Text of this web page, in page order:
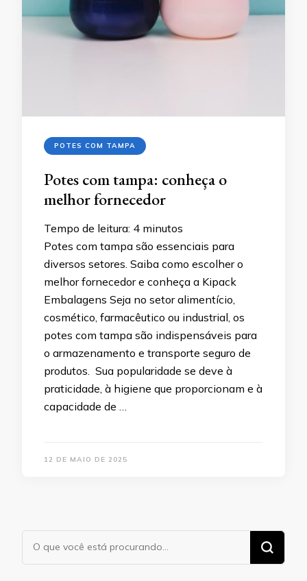
POTES COM TAMPA
Potes com tampa: conheça o
melhor fornecedor
Tempo de leitura: 4 minutos
Potes com tampa são essenciais para
diversos setores. Saiba como escolher o
melhor fornecedor e conheça a Kipack
Embalagens Seja no setor alimentício,
cosmético, farmacêutico ou industrial, os
potes com tampa são indispensáveis para
o armazenamento e transporte seguro de
produtos. Sua popularidade se deve à
praticidade, à higiene que proporcionam e à
capacidade de …
12 DE MAIO DE 2025
Procurando
algo?